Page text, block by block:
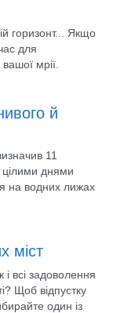
горизонт... Якщо
для
мрії.
й
11
днями
на водних лижах
міст
всі задоволення
Щоб відпустку
один із